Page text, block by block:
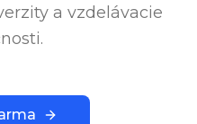
a vzdelávacie